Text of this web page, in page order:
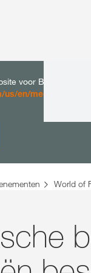
voor België. Er
en/media-news/
World of